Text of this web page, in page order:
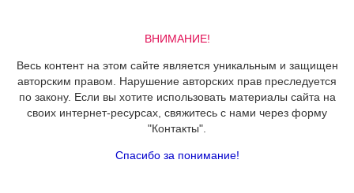
ВНИМАНИЕ!
Весь контент на этом сайте является уникальным и защищен
авторским правом. Нарушение авторских прав преследуется
по закону. Если вы хотите использовать материалы сайта на
своих интернет-ресурсах, свяжитесь с нами через форму
"Контакты".
Спасибо за понимание!